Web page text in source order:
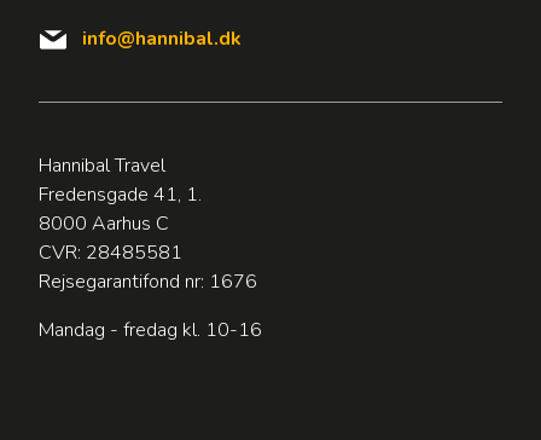
info@hannibal.dk
Hannibal Travel
Fredensgade 41, 1.
8000 Aarhus C
CVR: 28485581
Rejsegarantifond nr: 1676
Mandag - fredag kl. 10-16